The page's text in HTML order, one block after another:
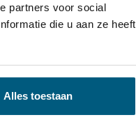
partners voor social
die u aan ze heeft
Alles toestaan